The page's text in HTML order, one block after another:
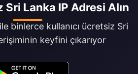
Lanka IP Adresi Alın
binlerce kullanıcı ücretsiz Sri
keyfini çıkarıyor